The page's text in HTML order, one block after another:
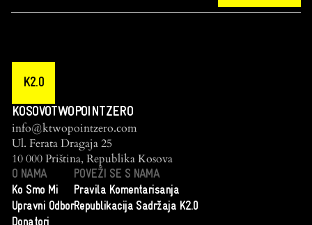
K2.0
KOSOVOTWOPOINTZERO
info@ktwopointzero.com
Ul. Ferata Dragaja 25
10 000 Priština, Republika Kosova
O NAMA
Ko Smo Mi
Upravni Odbor
POVEŽI SE S NAMA
Pravila Komentarisanja
Republikacija Sadržaja K2.0